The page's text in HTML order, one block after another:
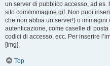
un server di pubblico accesso, ad es.
sito.com/immagine.gif. Non puoi
che non abbia un server!) o immagini
autenticazione, come caselle di
codici di accesso, ecc. Per inserire
[img].
Top